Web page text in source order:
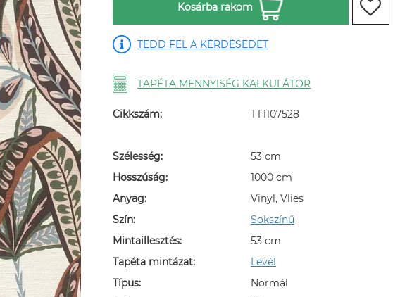
Kosárba rakom
TEDD FEL A KÉRDÉSEDET
TAPÉTA MENNYISÉG KALKULÁTOR
Cikkszám: TT1107528
Szélesség:
53 cm
Hosszúság:
1000 cm
Anyag:
Vinyl, Vlies
Szín:
Sokszínű
Mintaillesztés:
53 cm
Tapéta mintázat:
Levél
Típus:
Normál